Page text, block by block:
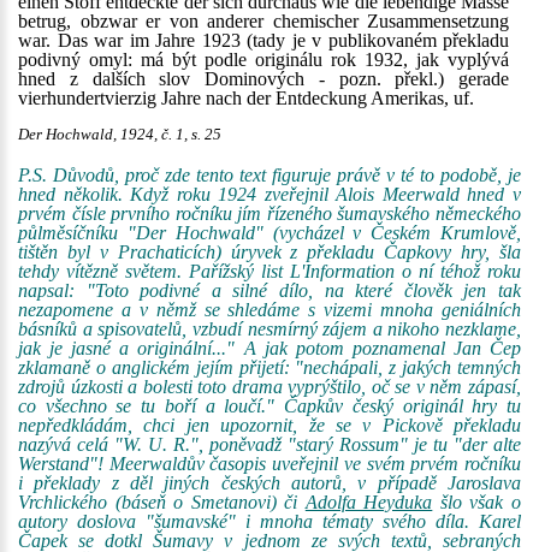
betrug, obzwar er von anderer chemischer Zusammensetzung
war. Das war im Jahre 1923 (tady je v publikovaném překladu
podivný omyl: má být podle originálu rok 1932, jak vyplývá
hned z dalších slov Dominových - pozn. překl.) gerade
vierhundertvierzig Jahre nach der Entdeckung Amerikas, uf.
Der Hochwald, 1924, č. 1, s. 25
P.S. Důvodů, proč zde tento text figuruje právě v té to podobě, je
hned několik. Když roku 1924 zveřejnil Alois Meerwald hned v
prvém čísle prvního ročníku jím řízeného šumavského německého
půlměsíčníku "Der Hochwald" (vycházel v Českém Krumlově,
tištěn byl v Prachaticích) úryvek z překladu Čapkovy hry, šla
tehdy vítězně světem. Pařížský list L'Information o ní téhož roku
napsal: "Toto podivné a silné dílo, na které člověk jen tak
nezapomene a v němž se shledáme s vizemi mnoha geniálních
básníků a spisovatelů, vzbudí nesmírný zájem a nikoho nezklame,
jak je jasné a originální..." A jak potom poznamenal Jan Čep
zklamaně o anglickém jejím přijetí: "nechápali, z jakých temných
zdrojů úzkosti a bolesti toto drama vyprýštilo, oč se v něm zápasí,
co všechno se tu boří a loučí." Čapkův český originál hry tu
nepředkládám, chci jen upozornit, že se v Pickově překladu
nazývá celá "W. U. R.", poněvadž "starý Rossum" je tu "der alte
Werstand"! Meerwaldův časopis uveřejnil ve svém prvém ročníku
i překlady z děl jiných českých autorů, v případě Jaroslava
Vrchlického (báseň o Smetanovi) či Adolfa Heyduka šlo však o
autory doslova "šumavské" i mnoha tématy svého díla. Karel
Čapek se dotkl Šumavy v jednom ze svých textů, sebraných